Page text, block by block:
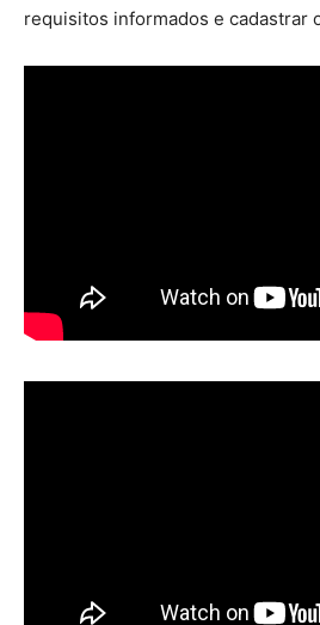
requisitos informados e cadastrar